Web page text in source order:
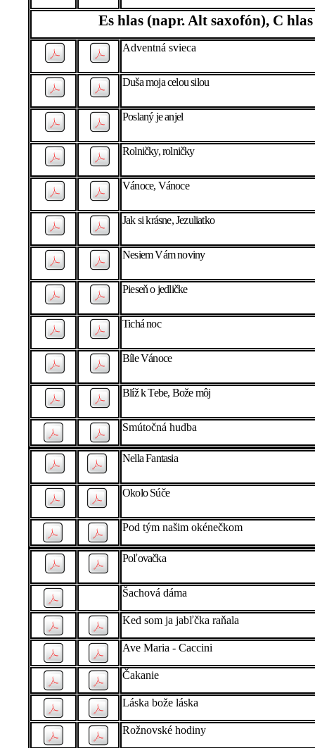
Es hlas (napr. Alt saxofón), C
Adventná svieca
Duša moja celou silou
Poslaný je anjel
Rolničky, rolničky
Vánoce, Vánoce
Jak si krásne, Jezuliatko
Nesiem Vám noviny
Pieseň o jedličke
Tichá noc
Bíle Vánoce
Blíž k Tebe, Bože môj
Smútočná hudba
Nella Fantasia
Okolo Súče
Pod tým našim okénečkom
Poľovačka
Šachová dáma
Ked som ja jabľčka raňala
Ave Maria - Caccini
Čakanie
Láska bože láska
Rožnovské hodiny